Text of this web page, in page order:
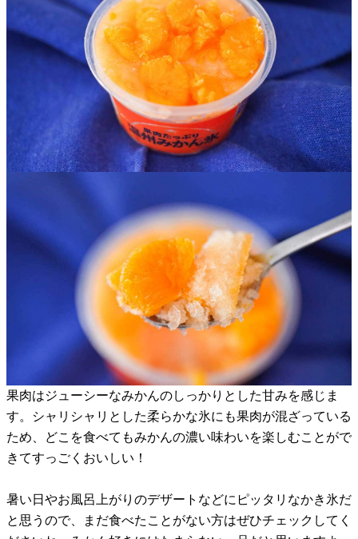
果肉はジューシーなみかんのしっかりとした甘みを感じま
す。シャリシャリとした柔らかな氷にも果肉が混ざっている
ため、どこを食べてもみかんの濃い味わいを楽しむことがで
きてすっごくおいしい！
暑い日やお風呂上がりのデザートなどにピッタリなかき氷だ
と思うので、まだ食べたことがない方はぜひチェックしてく